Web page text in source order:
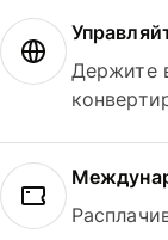
Держите